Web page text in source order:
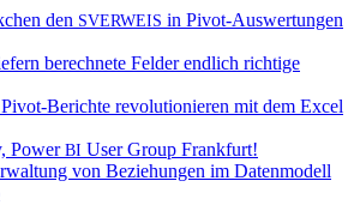
den SVERWEIS in Pivot-Auswertungen
berechnete Felder endlich richtige
Berichte revolutionieren mit dem Excel
PowerBI User Group Frankfurt!
von Beziehungen im Datenmodell